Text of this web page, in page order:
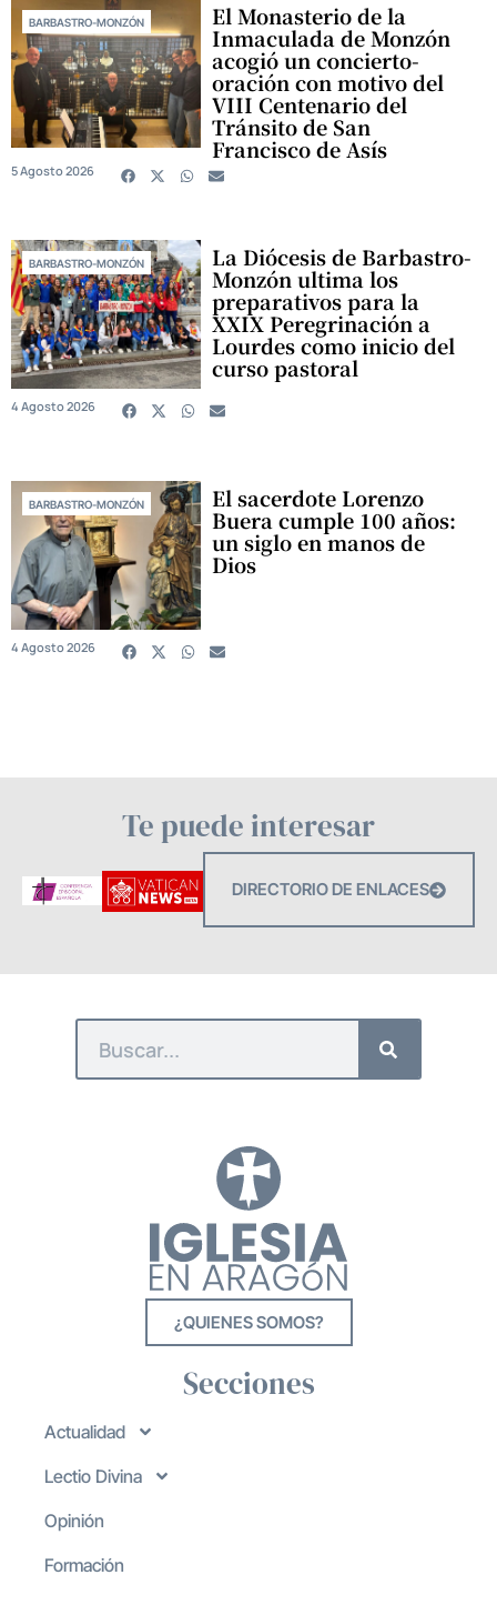
BARBASTRO-MONZÓN El Monasterio de la
Inmaculada de Monzón
acogió un concierto-
oración con motivo del
VIII Centenario del
Tránsito de San
Francisco de Asís
5 Agosto 2026
BARBASTRO-MONZÓN La Diócesis de Barbastro-
Monzón ultima los
preparativos para la
XXIX Peregrinación a
Lourdes como inicio del
curso pastoral
4 Agosto 2026
BARBASTRO-MONZÓN El sacerdote Lorenzo
Buera cumple 100 años:
un siglo en manos de
Dios
4 Agosto 2026
Te puede interesar
DIRECTORIO DE ENLACES
¿QUIENES SOMOS?
Secciones
Actualidad
Lectio Divina
Opinión
Formación